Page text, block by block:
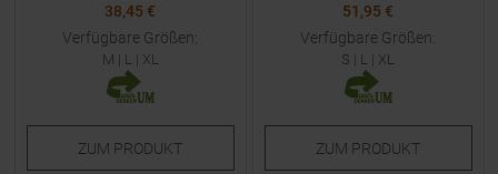
38,45 €
Verfügbare Größen:
M | L | XL
ZUM PRODUKT
51,95 €
Verfügbare Größen:
S | L | XL
ZUM PRODUKT